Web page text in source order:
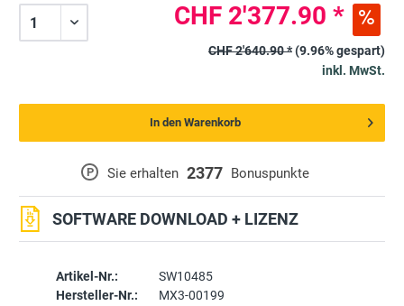
Artikel-Nr.:
SW10485
Hersteller-Nr.:
MX3-00199
P Sie erhalten 2377 Bonuspunkte
SOFTWARE DOWNLOAD + LIZENZ
CHF 2'377.90 *
CHF 2'640.90 *(9.96% gespart)
inkl. MwSt.
In den Warenkorb